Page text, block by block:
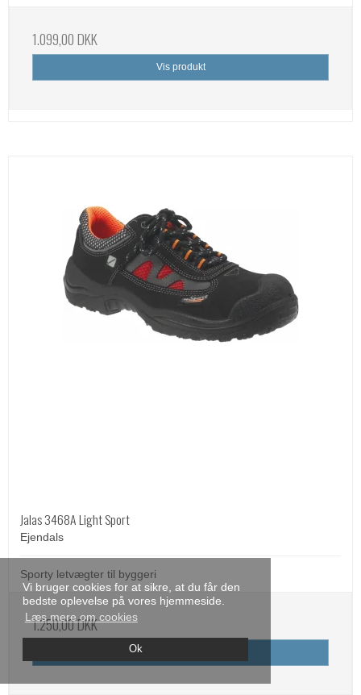
Vi bruger cookies for at sikre, at du får den
bedste oplevelse på vores hjemmeside.
Læs mere om cookies
Ok
1.099,00 DKK
Vis produkt
Jalas 3468A Light Sport
Ejendals
Sporty letvægter til byggeri
1.250,00 DKK